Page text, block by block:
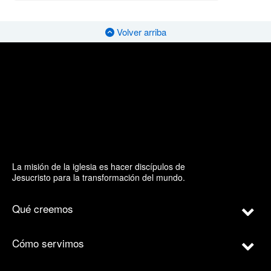
Volver arriba
La misión de la iglesia es hacer discípulos de
Jesucristo para la transformación del mundo.
Qué creemos
Cómo servimos